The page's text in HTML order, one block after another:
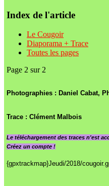
Index de l'article
Le Cougoir
Diaporama + Trace
Toutes les pages
Page 2 sur 2
Photographies : Daniel Cabat,
Trace : Clément Malbois
Le téléchargement des traces n'est
Créez un compte !
{gpxtrackmap}Jeudi/2018/